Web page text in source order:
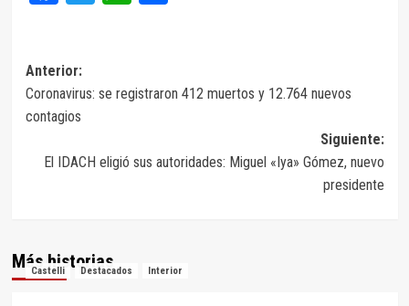
Navegación
de
entradas
Anterior:
Coronavirus: se registraron 412 muertos y 12.764 nuevos
contagios
Siguiente:
El IDACH eligió sus autoridades: Miguel «Iya» Gómez, nuevo
presidente
Más historias
Castelli Destacados Interior